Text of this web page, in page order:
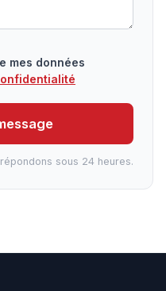
mes données
sous 24 heures.